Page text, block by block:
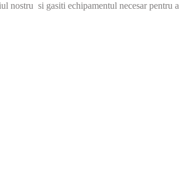
si gasiti echipamentul necesar pentru